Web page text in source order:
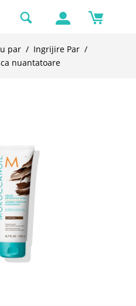
par / Ingrijire Par /
nuantatoare